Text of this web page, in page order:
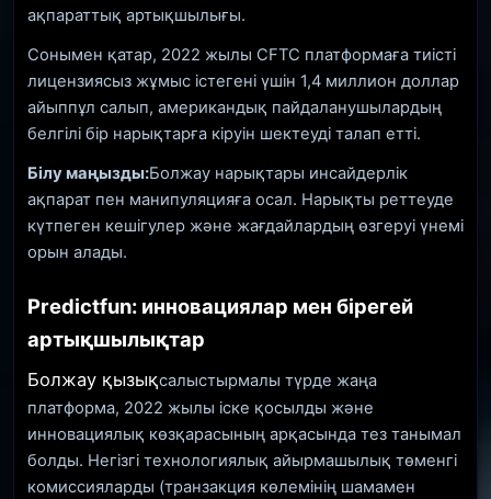
ақпараттық артықшылығы.
Сонымен қатар, 2022 жылы CFTC платформаға тиісті
лицензиясыз жұмыс істегені үшін 1,4 миллион доллар
айыппұл салып, американдық пайдаланушылардың
белгілі бір нарықтарға кіруін шектеуді талап етті.
Білу маңызды:Болжау нарықтары инсайдерлік
ақпарат пен манипуляцияға осал. Нарықты реттеуде
күтпеген кешігулер және жағдайлардың өзгеруі үнемі
орын алады.
Predictfun: инновациялар мен бірегей
артықшылықтар
Болжау қызықсалыстырмалы түрде жаңа
платформа, 2022 жылы іске қосылды және
инновациялық көзқарасының арқасында тез танымал
болды. Негізгі технологиялық айырмашылық төменгі
комиссияларды (транзакция көлемінің шамамен